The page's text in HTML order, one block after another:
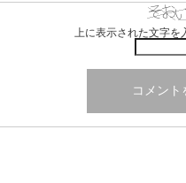
上に表示された文字を